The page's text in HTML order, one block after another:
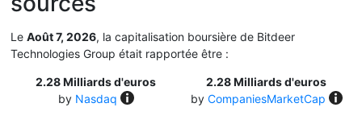
Le Août 7, 2026, la capitalisation boursière de Bitdeer
Technologies Group était rapportée être :
2.28 Milliards d'euros
by Nasdaq
2.28 Milliards d'euros
by CompaniesMarketCap